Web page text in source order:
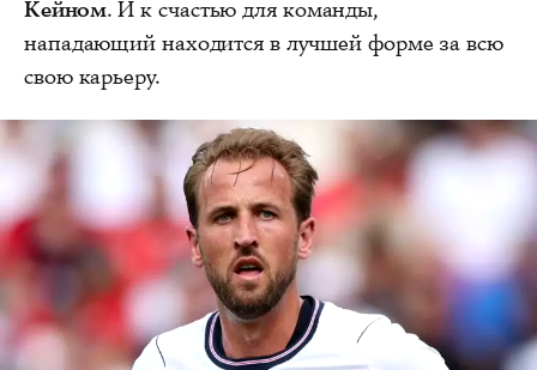
Кейном. И к счастью для команды,
нападающий находится в лучшей форме за всю
свою карьеру.